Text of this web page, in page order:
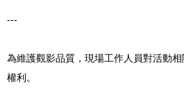
---
為維護觀影品質，現場工作人員對活動
權利。